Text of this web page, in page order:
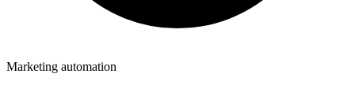
Marketing automation